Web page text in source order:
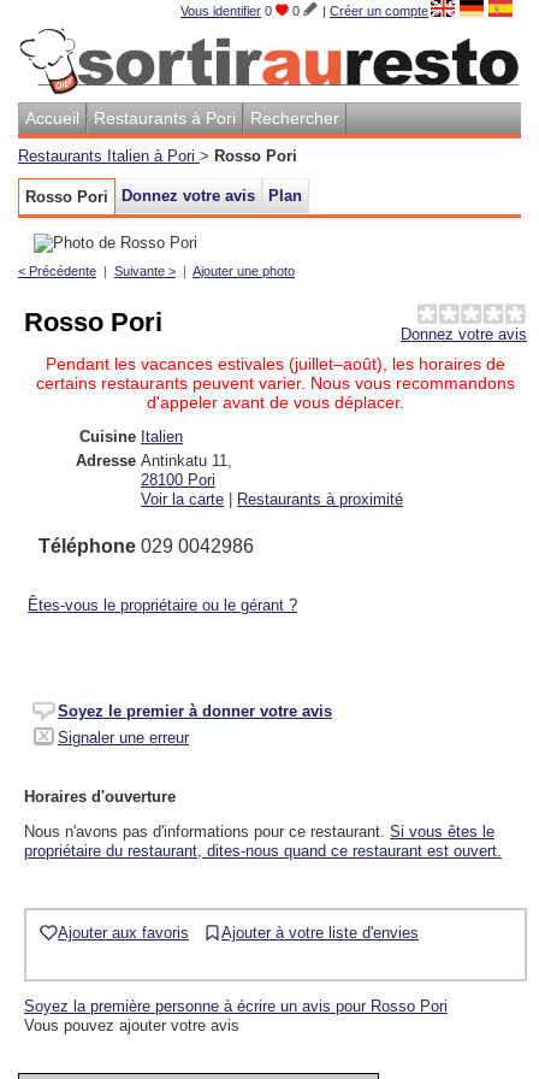
Vous identifier 0 0 | Créer un compte
Accueil Restaurants à Pori Rechercher
Restaurants Italien à Pori > Rosso Pori
Rosso Pori Donnez votre avis Plan
< Précédente | Suivante > | Ajouter une photo
Donnez votre avis
Rosso Pori
Pendant les vacances estivales (juillet–août), les horaires de
certains restaurants peuvent varier. Nous vous recommandons
d'appeler avant de vous déplacer.
Cuisine Italien
Adresse Antinkatu 11
28100 Pori
Voir la carte
Restaurants à proximité
Téléphone 029 0042986
Êtes-vous le propriétaire ou le gérant ?
Soyez le premier à donner votre avis
Signaler une erreur
Horaires d'ouverture
Nous n'avons pas d'informations pour ce restaurant. Si vous êtes le
propriétaire du restaurant, dites-nous quand ce restaurant est ouvert.
Ajouter aux favoris Ajouter à votre liste d'envies
Soyez la première personne à écrire un avis pour Rosso Pori
Vous pouvez ajouter votre avis